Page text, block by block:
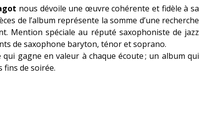
nous dévoile une œuvre cohérente et fidèle à sa
de l’album représente la somme d’une recherche
Mention spéciale au réputé saxophoniste de jazz
de saxophone baryton, ténor et soprano.
gagne en valeur à chaque écoute ; un album qui
fins de soirée.